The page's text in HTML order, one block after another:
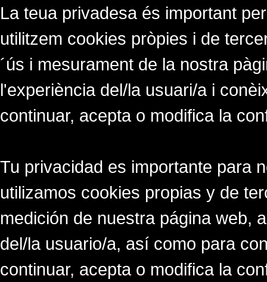
La teua privadesa és important
utilitzem cookies pròpies i de
´ús i mesurament de la nostra
l'experiència del/la usuari/a i
continuar, acepta o modifica la
Tu privacidad es importante para
utilizamos cookies propias y de
medición de nuestra página web,
del/la usuario/a, así como para
continuar, acepta o modifica la